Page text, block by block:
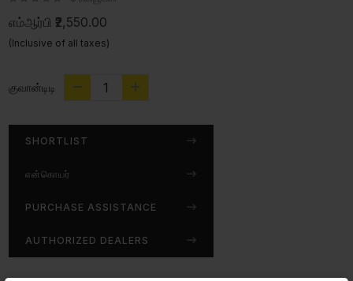
எம்ஆர்பி ₹2,550.00
(Inclusive of all taxes)
குவான்டிடி
SHORTLIST
என்கொயர்
PURCHASE ASSISTANCE
AUTHORIZED DEALERS